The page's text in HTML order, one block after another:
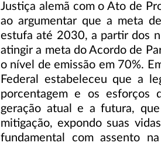
Justiça alemã com o Ato de
ao argumentar que a meta
estufa até 2030, a partir dos
atingir a meta do Acordo de
o nível de emissão em 70%.
Federal estabeleceu que a
porcentagem e os esforços
geração atual e a futura,
mitigação, expondo suas
fundamental com assento